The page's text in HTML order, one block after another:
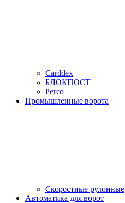
Carddex
БЛОКПОСТ
Perco
Промышленные ворота
Скоростные рулонные
Автоматика для ворот